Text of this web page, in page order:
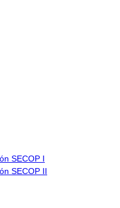
SECOP I
SECOP II